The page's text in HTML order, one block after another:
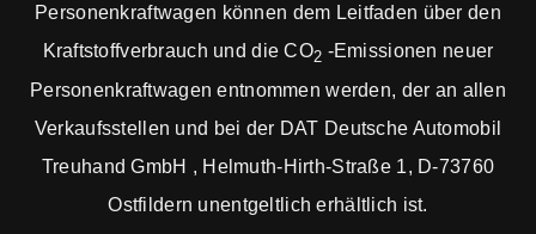
Personenkraftwagen können dem Leitfaden über den
Kraftstoffverbrauch und die CO2 -Emissionen neuer
Personenkraftwagen entnommen werden, der an allen
Verkaufsstellen und bei der DAT Deutsche Automobil
Treuhand GmbH , Helmuth-Hirth-Straße 1, D-73760
Ostfildern unentgeltlich erhältlich ist.